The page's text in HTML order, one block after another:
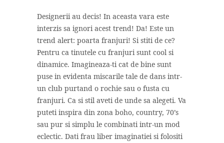
Designerii au decis! In aceasta vara este
interzis sa ignori acest trend! Da! Este un
trend alert: poarta franjuri! Si stiti de ce?
Pentru ca tinutele cu franjuri sunt cool si
dinamice. Imagineaza-ti cat de bine sunt
puse in evidenta miscarile tale de dans intr-
un club purtand o rochie sau o fusta cu
franjuri. Ca si stil aveti de unde sa alegeti. Va
puteti inspira din zona boho, country, 70’s
sau pur si simplu le combinati intr-un mod
eclectic. Dati frau liber imaginatiei si folositi